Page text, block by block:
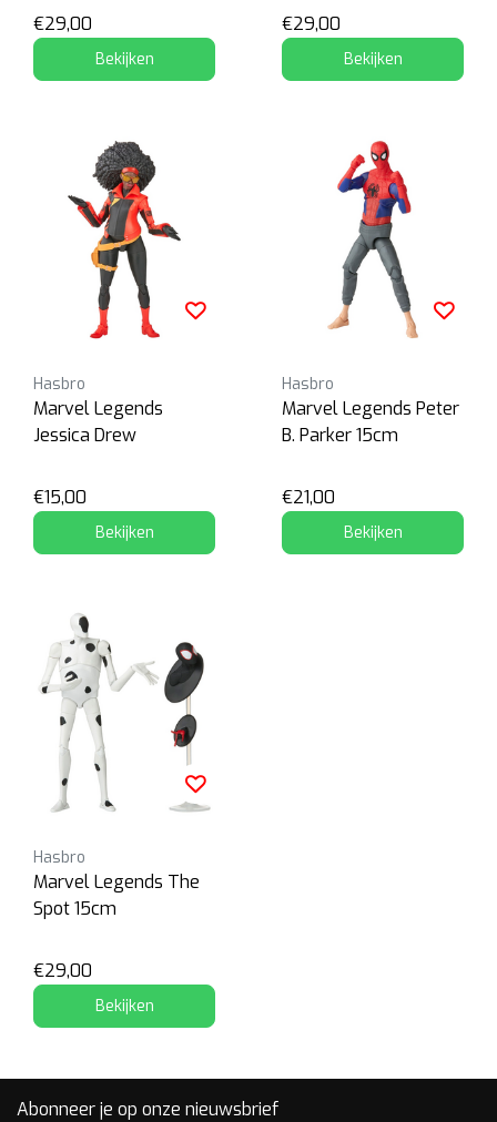
€29,00
Bekijken
€29,00
Bekijken
Hasbro
Marvel Legends
Jessica Drew
€15,00
Bekijken
Hasbro
Marvel Legends Peter
B. Parker 15cm
€21,00
Bekijken
Hasbro
Marvel Legends The
Spot 15cm
€29,00
Bekijken
Abonneer je op onze nieuwsbrief